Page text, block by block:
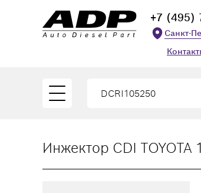
+7 (495)
Санкт-
Инжектор CDI